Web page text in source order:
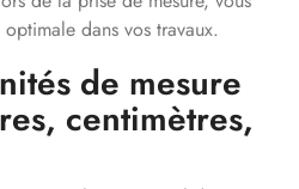
dans vos travaux.
de mesure
centimètres,